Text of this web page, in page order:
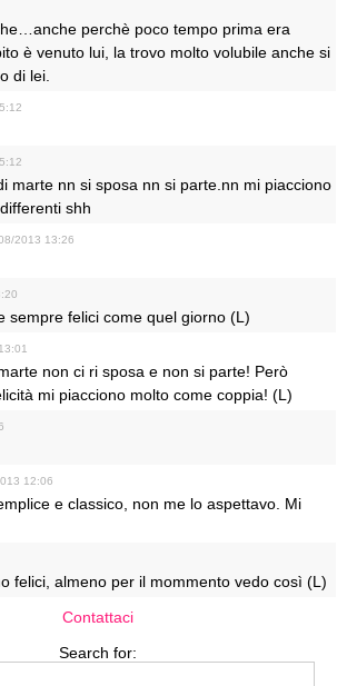
perchè poco tempo prima era
è venuto lui, la trovo molto volubile anche si
di lei.
marte nn si sposa nn si parte.nn mi piacciono
shh
2013 13:26
sempre felici come quel giorno (L)
non ci ri sposa e non si parte! Però
mi piacciono molto come coppia! (L)
12:06
e classico, non me lo aspettavo. Mi
felici, almeno per il mommento vedo così (L)
Contattaci
Search for: